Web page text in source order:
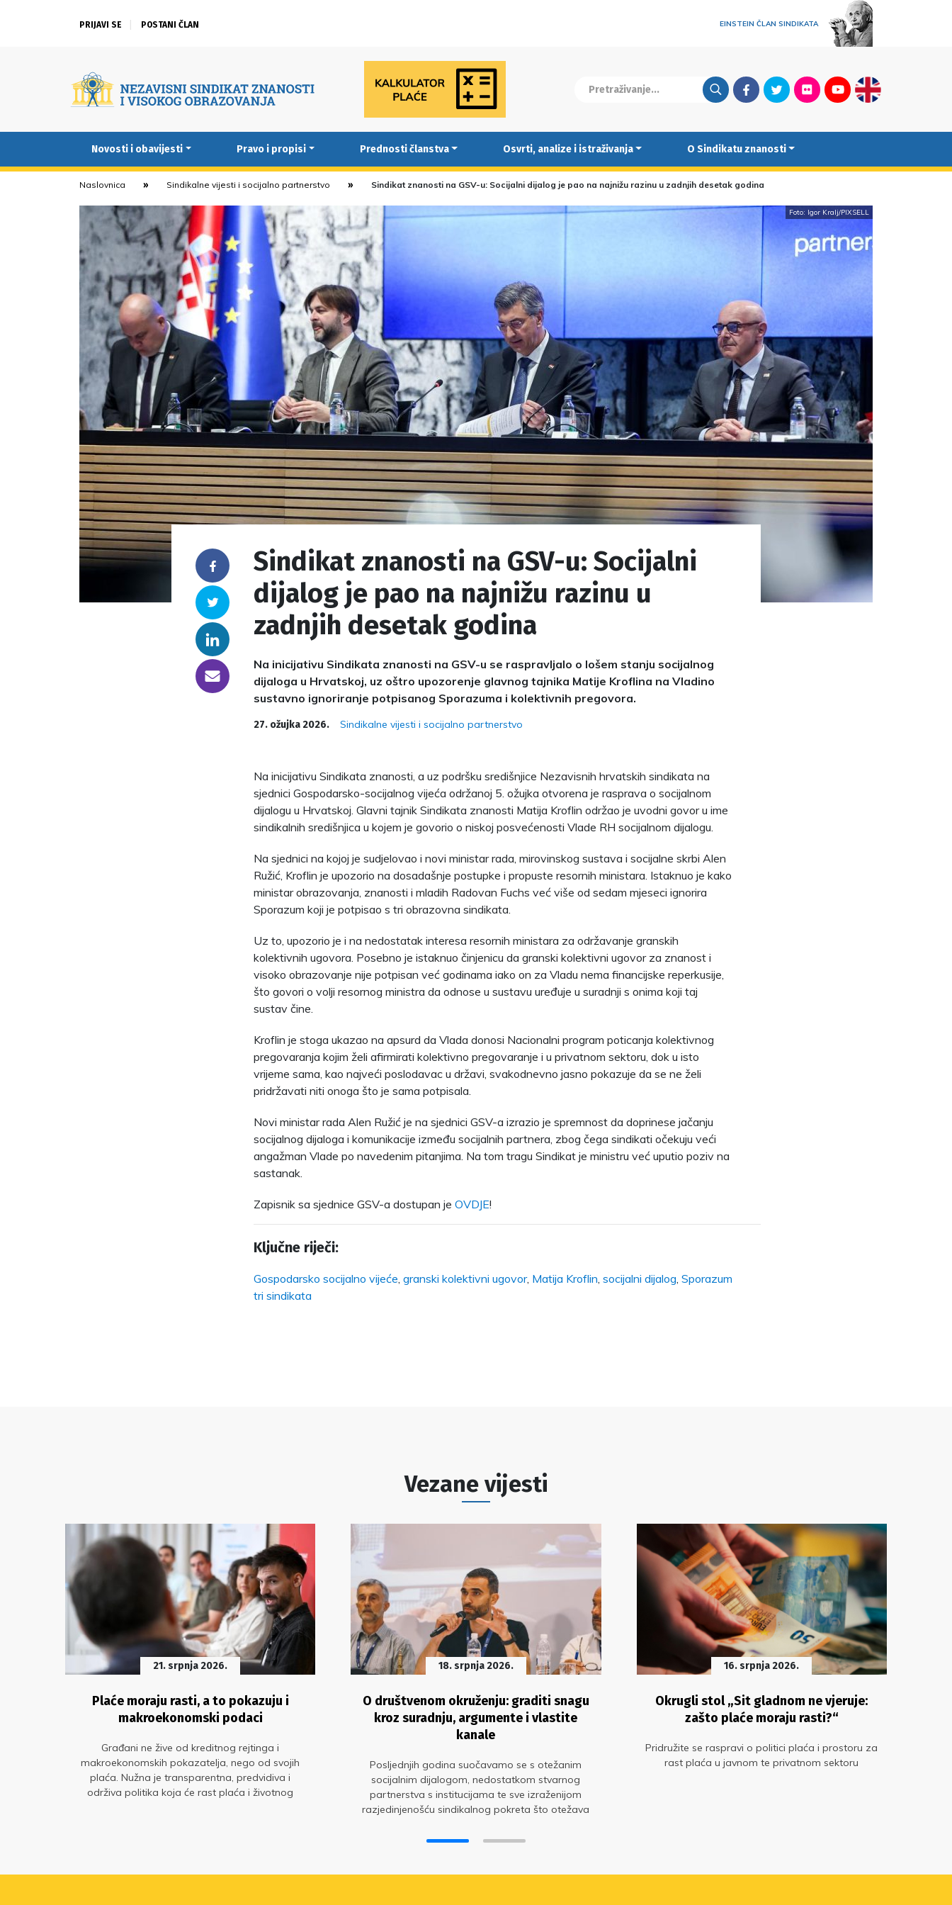
PRIJAVI SE POSTANI ČLAN EINSTEIN ČLAN SINDIKATA
FacebookTwitterFlickrYoutubeEnglish
Novosti i obavijesti Pravo i propisi Prednosti članstva Osvrti, analize i istraživanja O Sindikatu znanosti
Naslovnica Sindikalne vijesti i socijalno partnerstvo Sindikat znanosti na GSV-u: Socijalni dijalog je pao na najnižu razinu u zadnjih desetak godina
Foto: Igor Kralj/PIXSELL
Facebook
Twitter
Linkedin
someone@yoursite.com
Sindikat znanosti na GSV-u: Socijalni
dijalog je pao na najnižu razinu u
zadnjih desetak godina
Na inicijativu Sindikata znanosti na GSV-u se raspravljalo o lošem stanju socijalnog
dijaloga u Hrvatskoj, uz oštro upozorenje glavnog tajnika Matije Kroflina na Vladino
sustavno ignoriranje potpisanog Sporazuma i kolektivnih pregovora.
27. ožujka 2026. Sindikalne vijesti i socijalno partnerstvo
Na inicijativu Sindikata znanosti, a uz podršku središnjice Nezavisnih hrvatskih sindikata na
sjednici Gospodarsko-socijalnog vijeća održanoj 5. ožujka otvorena je rasprava o socijalnom
dijalogu u Hrvatskoj. Glavni tajnik Sindikata znanosti Matija Kroflin održao je uvodni govor u ime
sindikalnih središnjica u kojem je govorio o niskoj posvećenosti Vlade RH socijalnom dijalogu.
Na sjednici na kojoj je sudjelovao i novi ministar rada, mirovinskog sustava i socijalne skrbi Alen
Ružić, Kroflin je upozorio na dosadašnje postupke i propuste resornih ministara. Istaknuo je kako
ministar obrazovanja, znanosti i mladih Radovan Fuchs već više od sedam mjeseci ignorira
Sporazum koji je potpisao s tri obrazovna sindikata.
Uz to, upozorio je i na nedostatak interesa resornih ministara za održavanje granskih
kolektivnih ugovora. Posebno je istaknuo činjenicu da granski kolektivni ugovor za znanost i
visoko obrazovanje nije potpisan već godinama iako on za Vladu nema financijske reperkusije,
što govori o volji resornog ministra da odnose u sustavu uređuje u suradnji s onima koji taj
sustav čine.
Kroflin je stoga ukazao na apsurd da Vlada donosi Nacionalni program poticanja kolektivnog
pregovaranja kojim želi afirmirati kolektivno pregovaranje i u privatnom sektoru, dok u isto
vrijeme sama, kao najveći poslodavac u državi, svakodnevno jasno pokazuje da se ne želi
pridržavati niti onoga što je sama potpisala.
Novi ministar rada Alen Ružić je na sjednici GSV-a izrazio je spremnost da doprinese jačanju
socijalnog dijaloga i komunikacije između socijalnih partnera, zbog čega sindikati očekuju veći
angažman Vlade po navedenim pitanjima. Na tom tragu Sindikat je ministru već uputio poziv na
sastanak.
Zapisnik sa sjednice GSV-a dostupan je OVDJE!
Ključne riječi:
Gospodarsko socijalno vijeće, granski kolektivni ugovor, Matija Kroflin, socijalni dijalog, Sporazum
tri sindikata
Vezane vijesti
21. srpnja 2026.
Plaće moraju rasti, a to pokazuju i
makroekonomski podaci
Građani ne žive od kreditnog rejtinga i
makroekonomskih pokazatelja, nego od svojih
plaća. Nužna je transparentna, predvidiva i
održiva politika koja će rast plaća i životnog
18. srpnja 2026.
O društvenom okruženju: graditi snagu
kroz suradnju, argumente i vlastite
kanale
Posljednjih godina suočavamo se s otežanim
socijalnim dijalogom, nedostatkom stvarnog
partnerstva s institucijama te sve izraženijom
razjedinjenošću sindikalnog pokreta što otežava
zajedničkih ciljeva
16. srpnja 2026.
Okrugli stol „Sit gladnom ne vjeruje:
zašto plaće moraju rasti?“
Pridružite se raspravi o politici plaća i prostoru za
rast plaća u javnom te privatnom sektoru